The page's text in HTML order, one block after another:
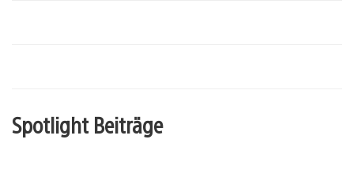
Spotlight Beiträge